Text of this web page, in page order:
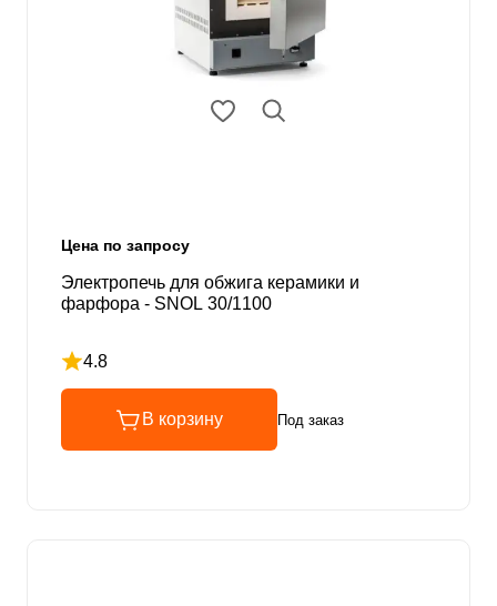
Цена по запросу
Электропечь для обжига керамики и
фарфора - SNOL 30/1100
4.8
Рейтинг 4.8 из 5
В корзину Под заказ